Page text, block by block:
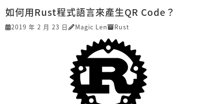
如何用Rust程式語言來產生QR Code？
2019 年 2 月 23 日 Magic Len Rust